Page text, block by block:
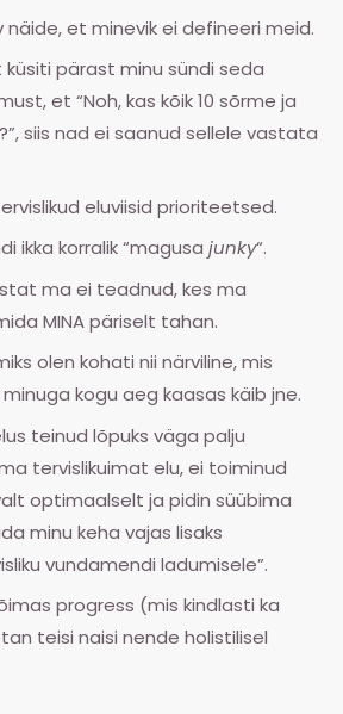
näide, et minevik ei defineeri meid.
pärast minu sündi seda
et “Noh, kas kõik 10 sõrme ja
siis nad ei saanud sellele vastata
eluviisid prioriteetsed.
ikka korralik “magusa junky“.
ma ei teadnud, kes ma
MINA päriselt tahan.
olen kohati nii närviline, mis
kogu aeg kaasas käib jne.
teinud lõpuks väga palju
tervislikuimat elu, ei toiminud
optimaalselt ja pidin süübima
minu keha vajas lisaks
vundamendi ladumisele”.
progress (mis kindlasti ka
teisi naisi nende holistilisel